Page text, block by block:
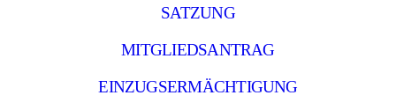
SATZUNG
MITGLIEDSANTRAG
EINZUGSERMÄCHTIGUNG